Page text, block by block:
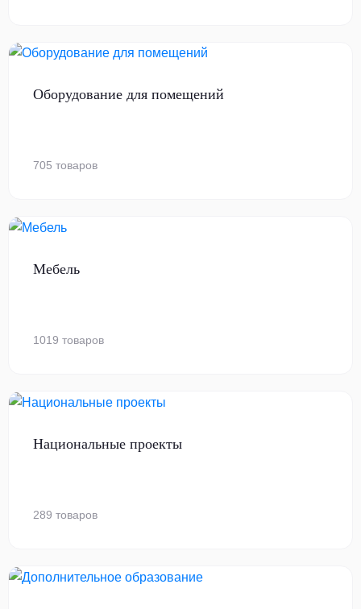
Оборудование для помещений
705 товаров
Мебель
1019 товаров
Национальные проекты
289 товаров